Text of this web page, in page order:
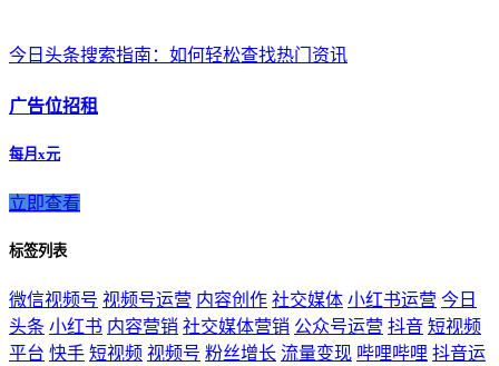
今日头条搜索指南：如何轻松查找热门资讯
广告位招租
每月x元
立即查看
标签列表
微信视频号 视频号运营 内容创作 社交媒体 小红书运营 今日
头条 小红书 内容营销 社交媒体营销 公众号运营 抖音 短视频
平台 快手 短视频 视频号 粉丝增长 流量变现 哔哩哔哩 抖音运